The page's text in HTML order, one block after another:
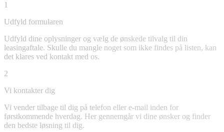
1
Udfyld formularen
Udfyld dine oplysninger og vælg de ønskede tilvalg til din
leasingaftale. Skulle du mangle noget som ikke findes på listen, kan
det klares ved kontakt med os.
2
Vi kontakter dig
Vi vender tilbage til dig på telefon eller e-mail inden for
førstkommende hverdag. Her gennemgår vi dine ønsker og finder
den bedste løsning til dig.